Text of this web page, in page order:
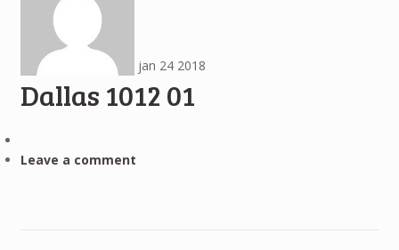
jan 24 2018
Dallas 1012 01
Leave a comment